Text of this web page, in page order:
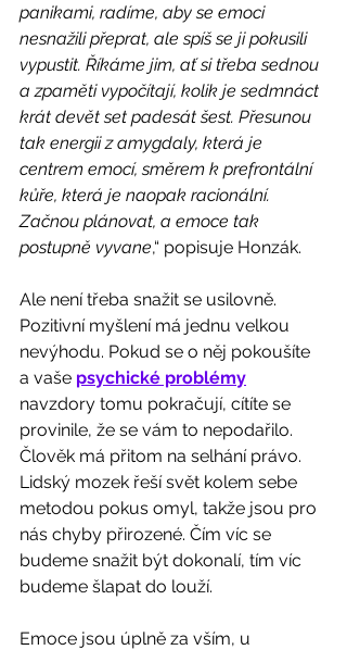
panikami, radíme, aby se emoci
nesnažili přeprat, ale spíš se ji pokusili
vypustit. Říkáme jim, ať si třeba sednou
a zpaměti vypočítají, kolik je sedmnáct
krát devět set padesát šest. Přesunou
tak energii z amygdaly, která je
centrem emocí, směrem k prefrontální
kůře, která je naopak racionální.
Začnou plánovat, a emoce tak
postupně vyvane,“ popisuje Honzák.
Ale není třeba snažit se usilovně.
Pozitivní myšlení má jednu velkou
nevýhodu. Pokud se o něj pokoušíte
a vaše psychické problémy
navzdory tomu pokračují, cítíte se
provinile, že se vám to nepodařilo.
Člověk má přitom na selhání právo.
Lidský mozek řeší svět kolem sebe
metodou pokus omyl, takže jsou pro
nás chyby přirozené. Čím víc se
budeme snažit být dokonalí, tím víc
budeme šlapat do louží.
Emoce jsou úplně za vším, u